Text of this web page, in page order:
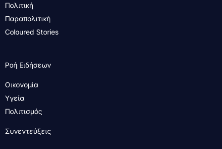
Πολιτική
Παραπολιτική
Coloured Stories
Ροή Ειδήσεων
Οικονομία
Υγεία
Πολιτισμός
Συνεντεύξεις